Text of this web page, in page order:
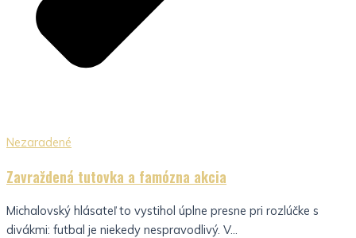
Nezaradené
Zavraždená tutovka a famózna akcia
Michalovský hlásateľ to vystihol úplne presne pri rozlúčke s
divákmi: futbal je niekedy nespravodlivý. V...